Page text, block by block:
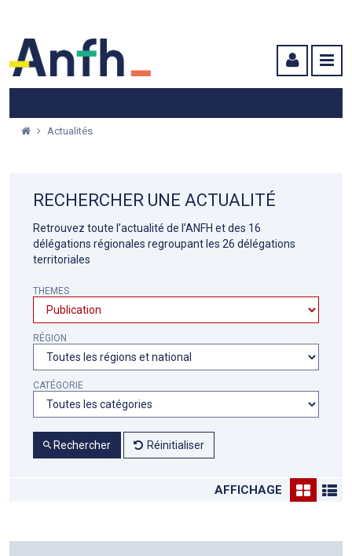
Actualités
RECHERCHER UNE ACTUALITÉ
Retrouvez toute l’actualité de l’ANFH et des 16
délégations régionales regroupant les 26 délégations
territoriales
THEMES
RÉGION
CATÉGORIE
Rechercher Réinitialiser
AFFICHAGE